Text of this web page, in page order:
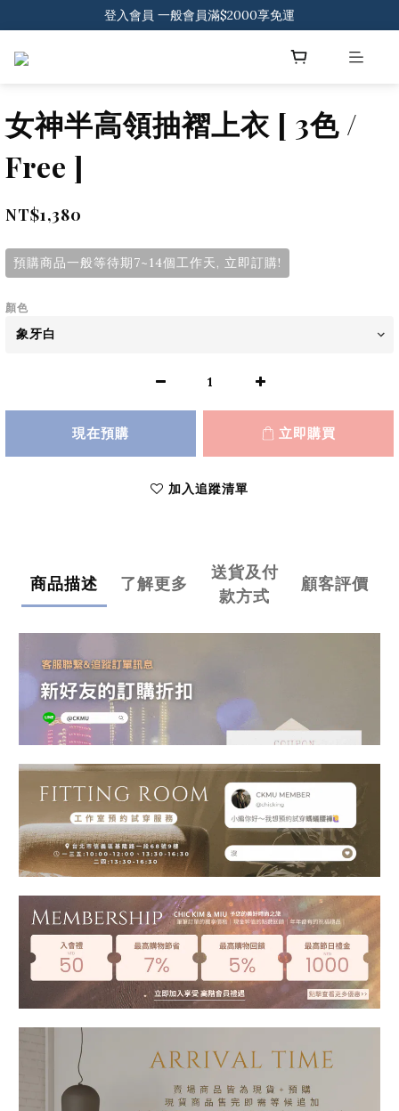
登入會員 一般會員滿$2000享免運
登入會員 一般會員滿$2000享免運
女神半高領抽褶上衣 [ 3色 /
Free ]
NT$1,380
預購商品一般等待期7~14個工作天, 立即訂購!
顏色
現在預購 立即購買
加入追蹤清單
商品描述 了解更多
送貨及付
款方式
顧客評價